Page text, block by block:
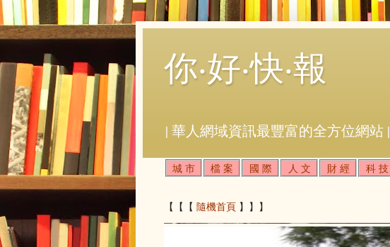
你‧好‧快‧報
| 華人網域資訊最豐富的全方位網站 |
城 市 檔 案 國 際 人 文 財 經 科 技
【【【 隨機首頁 】】】